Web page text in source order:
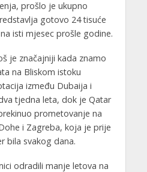
prošlo je ukupno
gotovo 24 tisuće
isti mjesec prošle godine.
je značajniji kada znamo
na Bliskom istoku
između Dubaija i
tjedna leta, dok je Qatar
prometovanje na
i Zagreba, koja je prije
bila svakog dana.
odradili manje letova na